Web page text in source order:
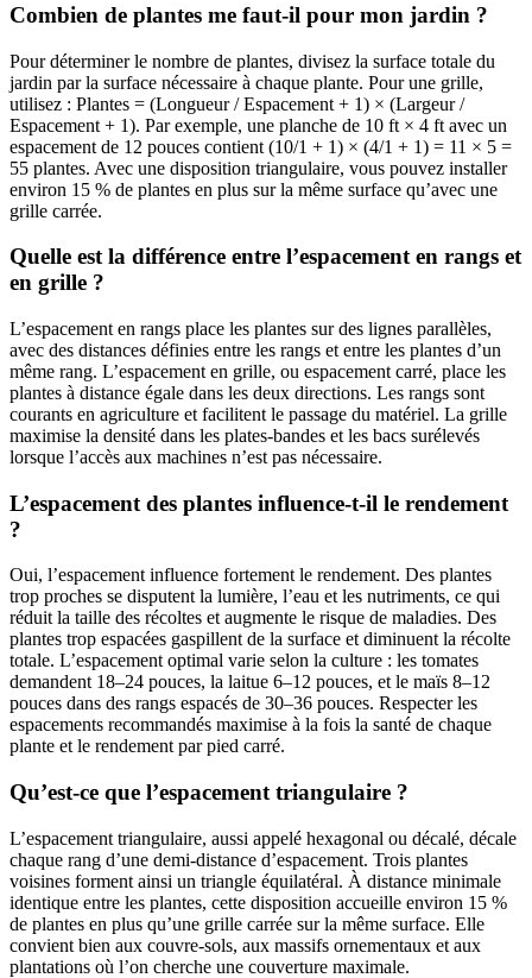
Combien de plantes me faut-il pour mon jardin ?
Pour déterminer le nombre de plantes, divisez la surface totale du
jardin par la surface nécessaire à chaque plante. Pour une grille,
utilisez : Plantes = (Longueur / Espacement + 1) × (Largeur /
Espacement + 1). Par exemple, une planche de 10 ft × 4 ft avec un
espacement de 12 pouces contient (10/1 + 1) × (4/1 + 1) = 11 × 5 =
55 plantes. Avec une disposition triangulaire, vous pouvez installer
environ 15 % de plantes en plus sur la même surface qu’avec une
grille carrée.
Quelle est la différence entre l’espacement en rangs et
en grille ?
L’espacement en rangs place les plantes sur des lignes parallèles,
avec des distances définies entre les rangs et entre les plantes d’un
même rang. L’espacement en grille, ou espacement carré, place les
plantes à distance égale dans les deux directions. Les rangs sont
courants en agriculture et facilitent le passage du matériel. La grille
maximise la densité dans les plates-bandes et les bacs surélevés
lorsque l’accès aux machines n’est pas nécessaire.
L’espacement des plantes influence-t-il le rendement
?
Oui, l’espacement influence fortement le rendement. Des plantes
trop proches se disputent la lumière, l’eau et les nutriments, ce qui
réduit la taille des récoltes et augmente le risque de maladies. Des
plantes trop espacées gaspillent de la surface et diminuent la récolte
totale. L’espacement optimal varie selon la culture : les tomates
demandent 18–24 pouces, la laitue 6–12 pouces, et le maïs 8–12
pouces dans des rangs espacés de 30–36 pouces. Respecter les
espacements recommandés maximise à la fois la santé de chaque
plante et le rendement par pied carré.
Qu’est-ce que l’espacement triangulaire ?
L’espacement triangulaire, aussi appelé hexagonal ou décalé, décale
chaque rang d’une demi-distance d’espacement. Trois plantes
voisines forment ainsi un triangle équilatéral. À distance minimale
identique entre les plantes, cette disposition accueille environ 15 %
de plantes en plus qu’une grille carrée sur la même surface. Elle
convient bien aux couvre-sols, aux massifs ornementaux et aux
plantations où l’on cherche une couverture maximale.